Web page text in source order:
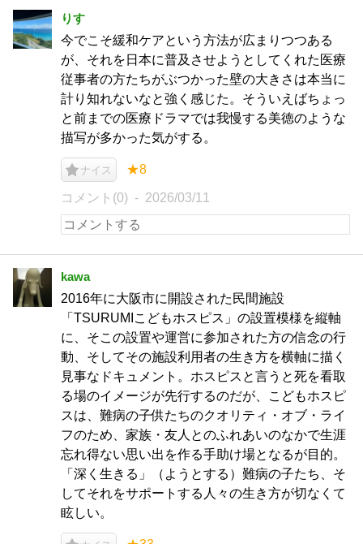
りす
今でこそ緩和ケアという方法が広まりつつある
が、それを日本に普及させようとしてくれた医療
従事者の方たちがぶつかった壁の大きさは本当に
計り知れないなと強く感じた。そういえばちょっ
と前までの医療ドラマでは我慢する美徳のような
描写が多かった気がする。
ナイス ★8
コメント(0) 2026/03/11
kawa
2016年に大阪市に開設された民間施設
「TSURUMIこどもホスピス」の設置模様を縦軸
に、そこの設置や運営に参加された方の信念の行
動、そしてその施設利用者の生き方を横軸に描く
見事なドキュメント。ホスピスと言うと死を看取
る場のイメージが先行するのだが、こどもホスピ
スは、難病の子供たちのクオリティ・オブ・ライ
フのため、家族・友人とのふれあいのなかで生涯
忘れ得ない思い出を作る手助け場となるが目的。
「深く生きる」（ようとする）難病の子たち、そ
してそれをサポートする人々の生き方が切なくて
眩しい。